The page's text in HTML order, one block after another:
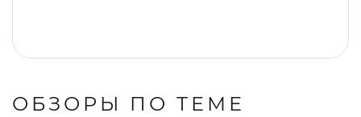
ОБЗОРЫ ПО ТЕМЕ